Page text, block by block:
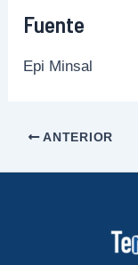
Fuente
Epi Minsal
ANTERIOR